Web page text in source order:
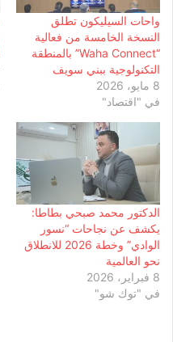
واحات السيليكون تطلق
النسخة الخامسة من فعالية
“Waha Connect” بالمنطقة
التكنولوجية ببني سويف
8 مايو، 2026
في "اقتصاد"
الدكتور محمد صبحي بطاطا:
يكشف عن نجاحات “نسور
الوادي” وخطة 2026 للانطلاق
نحو العالمية
8 فبراير، 2026
في "توك شو"